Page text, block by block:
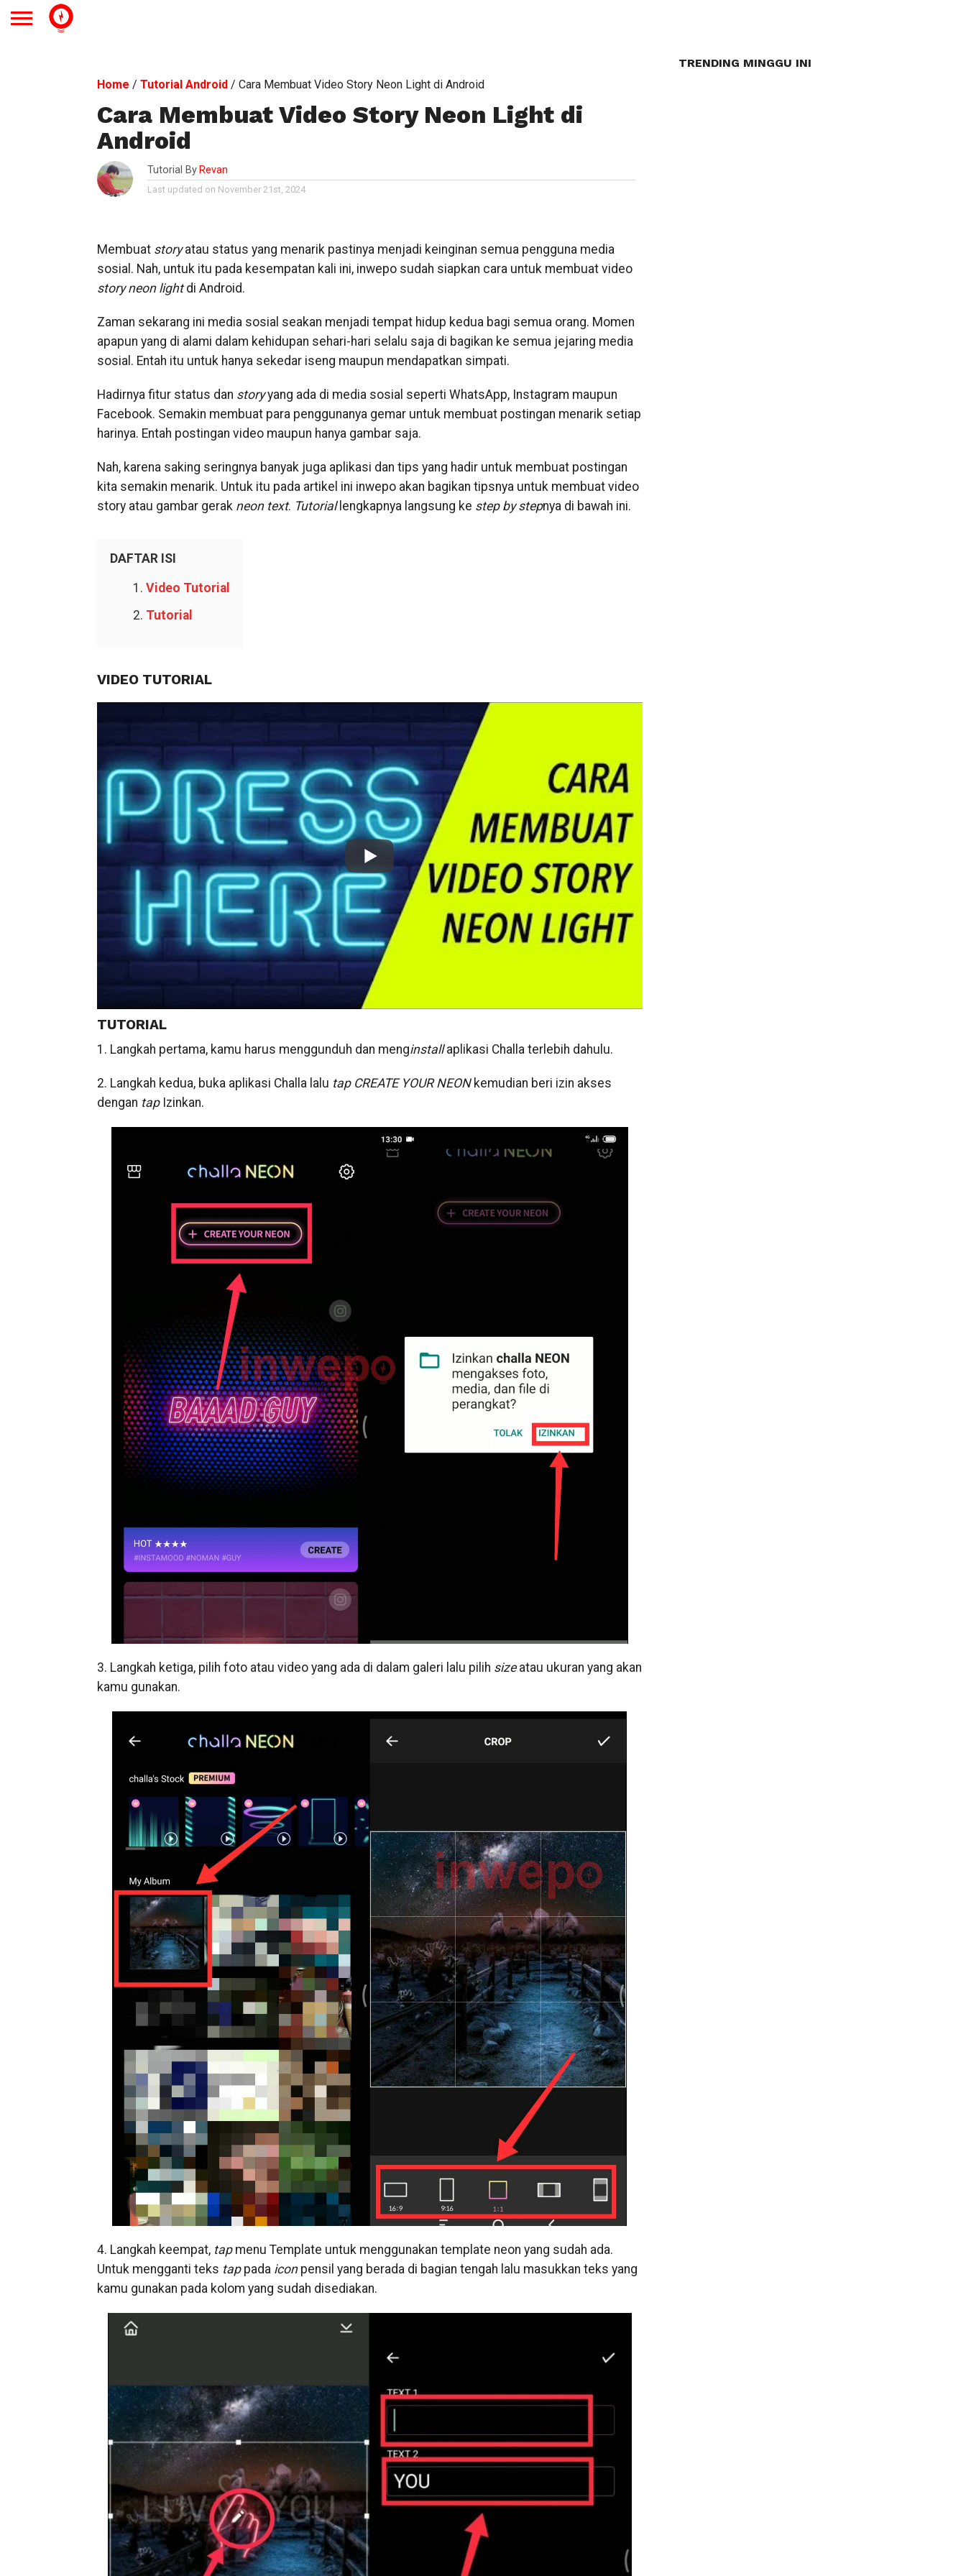
Home / Tutorial Android/ Cara Membuat Video Story Neon Light di Android
Cara Membuat Video Story Neon Light di
Android
Tutorial By Revan
Last updated on November 21st, 2024
Membuat storyatau status yang menarik pastinya menjadi keinginan semua pengguna media
sosial. Nah, untuk itu pada kesempatan kali ini, inwepo sudah siapkan cara untuk membuat video
story neon lightdi Android.
Zaman sekarang ini media sosial seakan menjadi tempat hidup kedua bagi semua orang. Momen
apapun yang di alami dalam kehidupan sehari-hari selalu saja di bagikan ke semua jejaring media
sosial. Entah itu untuk hanya sekedar iseng maupun mendapatkan simpati.
Hadirnya fitur status dan storyyang ada di media sosial seperti WhatsApp, Instagram maupun
Facebook. Semakin membuat para penggunanya gemar untuk membuat postingan menarik setiap
harinya. Entah postingan video maupun hanya gambar saja.
Nah, karena saking seringnya banyak juga aplikasi dan tips yang hadir untuk membuat postingan
kita semakin menarik. Untuk itu pada artikel ini inwepo akan bagikan tipsnya untuk membuat video
story atau gambar gerak neon text. Tutoriallengkapnya langsung ke step by stepnya di bawah ini.
DAFTAR ISI
Video Tutorial
Tutorial
VIDEO TUTORIAL
TUTORIAL
1. Langkah pertama, kamu harus menggunduh dan menginstallaplikasi Challa terlebih dahulu.
2. Langkah kedua, buka aplikasi Challa lalu tap CREATE YOUR NEONkemudian beri izin akses
dengan tapIzinkan.
3. Langkah ketiga, pilih foto atau video yang ada di dalam galeri lalu pilih sizeatau ukuran yang akan
kamu gunakan.
4. Langkah keempat, tapmenu Template untuk menggunakan template neon yang sudah ada.
Untuk mengganti teks tappada iconpensil yang berada di bagian tengah lalu masukkan teks yang
kamu gunakan pada kolom yang sudah disediakan.
TRENDING MINGGU INI